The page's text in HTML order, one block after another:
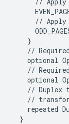
// Apply
}
// Required
optional
// Required
optional
// Duplex
//
repeated
}